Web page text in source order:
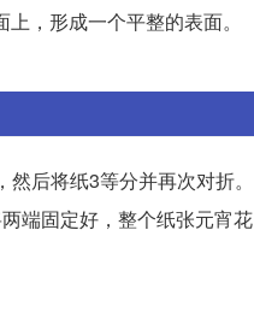
，形成一个平整的表面。
后将纸3等分并再次对折。
端固定好，整个纸张元宵花